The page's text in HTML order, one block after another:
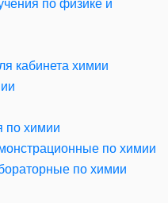
по физике и
кабинета химии
по химии
по химии
по химии